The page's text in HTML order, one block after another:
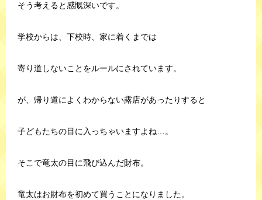
そう考えると感慨深いです。
学校からは、下校時、家に着くまでは
寄り道しないことをルールにされています。
が、帰り道によくわからない露店があったりすると
子どもたちの目に入っちゃいますよね…。
そこで竜太の目に飛び込んだ財布。
竜太はお財布を初めて買うことになりました。